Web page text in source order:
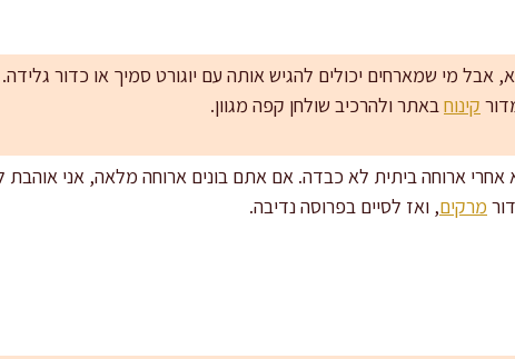
אבל מי שמארחים יכולים להגיש אותה עם יוגורט סמיך או כדור
קינוח באתר ולהרכיב שולחן קפה מגוון.
אחרי ארוחה ביתית לא כבדה. אם אתם בונים ארוחה מלאה, אני
מרקים, ואז לסיים בפרוסה נדיבה.